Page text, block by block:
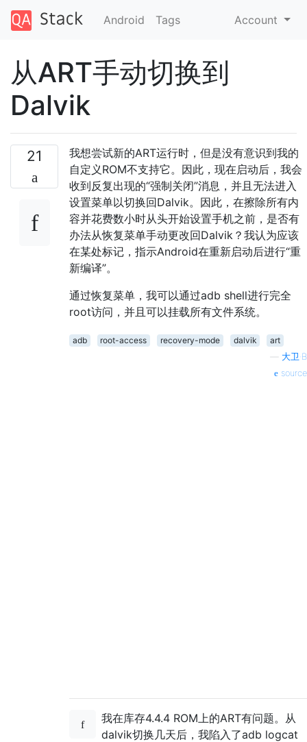
Android Tags Account
从ART手动切换到
Dalvik
21
我想尝试新的ART运行时，但是没有意识到我的
自定义ROM不支持它。因此，现在启动后，我会
收到反复出现的“强制关闭”消息，并且无法进入
设置菜单以切换回Dalvik。因此，在擦除所有内
容并花费数小时从头开始设置手机之前，是否有
办法从恢复菜单手动更改回Dalvik？我认为应该
在某处标记，指示Android在重新启动后进行“重
新编译”。
通过恢复菜单，我可以通过adb shell进行完全
root访问，并且可以挂载所有文件系统。
adb root-access recovery-mode dalvik
art
大卫·B
source
我在库存4.4.4 ROM上的ART有问题。从
dalvik切换几天后，我陷入了adb logcat